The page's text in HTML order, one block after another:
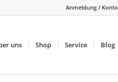
Anmeldung / Konto
uns Shop Service Blog